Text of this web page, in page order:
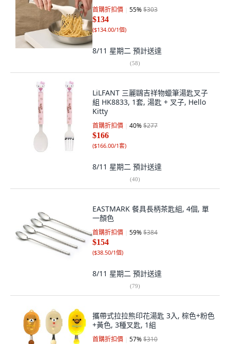
首購折扣價 55%$303
$134
($134.00/1個)
8/11 星期二 預計送達
(58)
LiLFANT 三麗鷗吉祥物蠟筆湯匙叉子
組 HK8833, 1套, 湯匙 + 叉子, Hello
Kitty
首購折扣價 40%$277
$166
($166.00/1套)
8/11 星期二 預計送達
(40)
EASTMARK 餐具長柄茶匙組, 4個, 單
一顏色
首購折扣價 59%$384
$154
($38.50/1個)
8/11 星期二 預計送達
(79)
攜帶式拉拉熊印花湯匙 3入, 棕色+粉色
+黃色, 3種叉匙, 1組
首購折扣價 57%$310